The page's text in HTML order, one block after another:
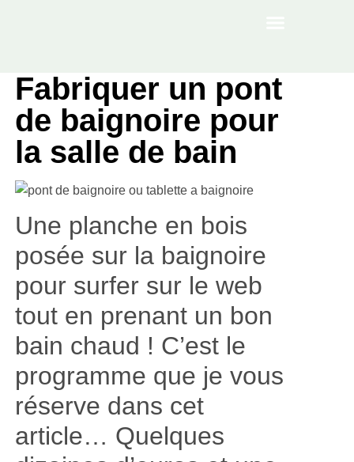
Fabriquer un pont
de baignoire pour
la salle de bain
Une planche en bois
posée sur la baignoire
pour surfer sur le web
tout en prenant un bon
bain chaud ! C’est le
programme que je vous
réserve dans cet
article… Quelques